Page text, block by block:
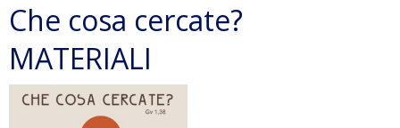
Che cosa cercate?
MATERIALI